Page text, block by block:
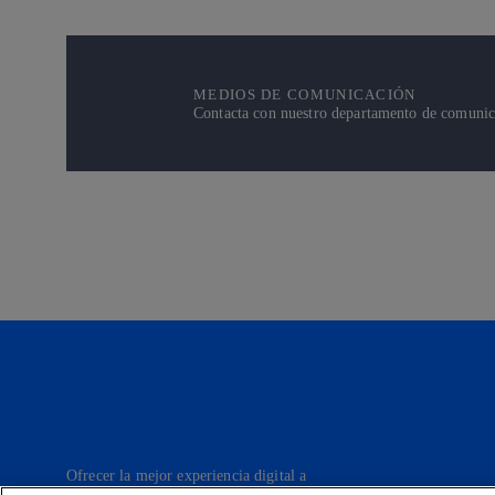
MEDIOS DE COMUNICACIÓN
Contacta con nuestro departamento de
Ofrecer la mejor experiencia digital a